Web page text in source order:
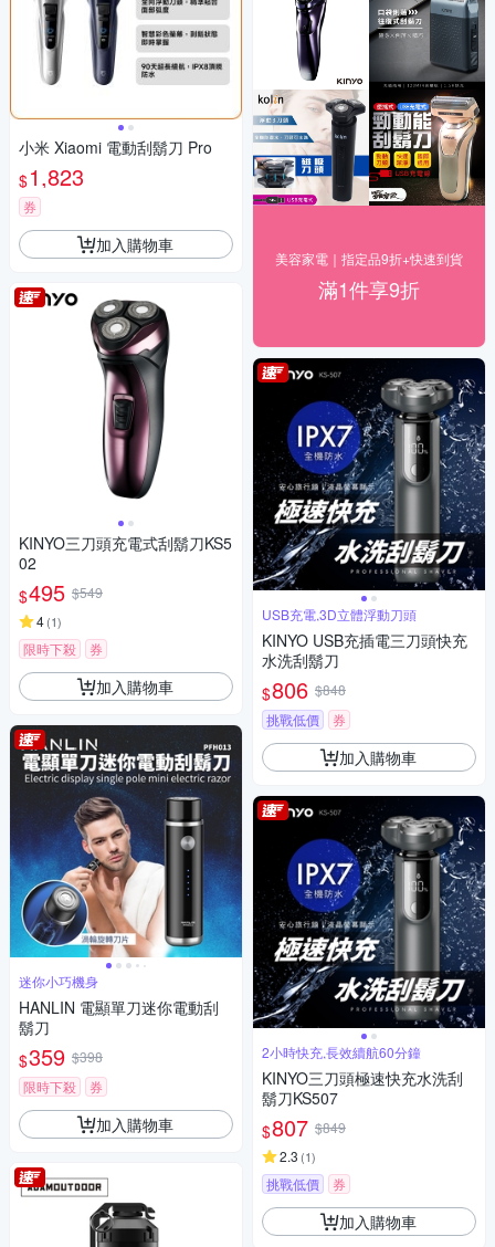
小米 Xiaomi 電動刮鬍刀 Pro
$1,823
券
加入購物車
KINYO三刀頭充電式刮鬍刀KS5
02
$495 $549
4(1)
限時下殺 券
加入購物車
迷你小巧機身
HANLIN 電顯單刀迷你電動刮
鬍刀
$359 $398
限時下殺
券
加入購物車
美容家電｜指定品9折+快速到貨
滿1件享9折
USB充電,3D立體浮動刀頭
KINYO USB充插電三刀頭快充
水洗刮鬍刀
$806 $848
挑戰低價
券
加入購物車
2小時快充,長效續航60分鐘
KINYO三刀頭極速快充水洗刮
鬍刀KS507
$807 $849
2.3 (1)
挑戰低價 券
加入購物車